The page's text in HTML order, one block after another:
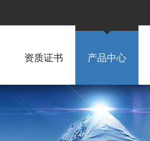
资质证书 产品中心